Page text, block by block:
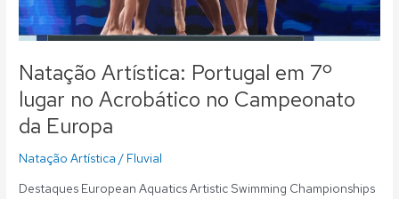
Natação Artística: Portugal em 7º
lugar no Acrobático no Campeonato
da Europa
Natação Artística / Fluvial
Destaques European Aquatics Artistic Swimming Championships
da
Europa